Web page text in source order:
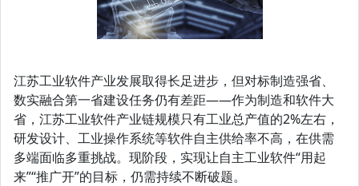
江苏工业软件产业发展取得长足进步，但对标制造强省、
数实融合第一省建设任务仍有差距——作为制造和软件大
省，江苏工业软件产业链规模只有工业总产值的2%左右，
研发设计、工业操作系统等软件自主供给率不高，在供需
多端面临多重挑战。现阶段，实现让自主工业软件“用起
来”“推广开”的目标，仍需持续不断破题。